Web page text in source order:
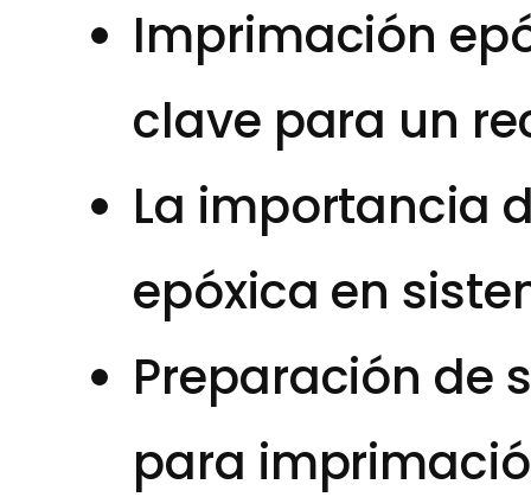
Imprimación
clave para un
La importancia
epóxica en
Preparación de
para